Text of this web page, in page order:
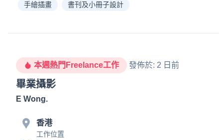
手繪插畫 書刊及小冊子設計
本週熱門Freelance工作 發佈於: 2 日前
畢業攝影
E Wong.
香港
工作位置